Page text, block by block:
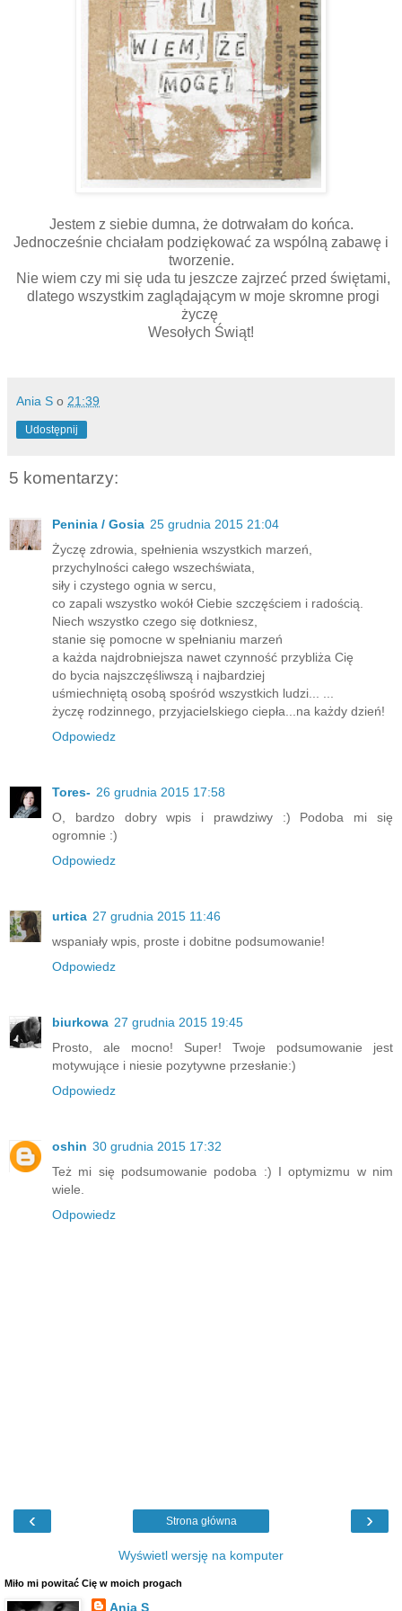
Jestem z siebie dumna, że dotrwałam do końca.
Jednocześnie chciałam podziękować za wspólną zabawę i
tworzenie.
Nie wiem czy mi się uda tu jeszcze zajrzeć przed świętami,
dlatego wszystkim zaglądającym w moje skromne progi
życzę
Wesołych Świąt!
Ania S o 21:39
Udostępnij
5 komentarzy:
Peninia / Gosia 25 grudnia 2015 21:04
Życzę zdrowia, spełnienia wszystkich marzeń,
przychylności całego wszechświata,
siły i czystego ognia w sercu,
co zapali wszystko wokół Ciebie szczęściem i radością.
Niech wszystko czego się dotkniesz,
stanie się pomocne w spełnianiu marzeń
a każda najdrobniejsza nawet czynność przybliża Cię
do bycia najszczęśliwszą i najbardziej
uśmiechniętą osobą spośród wszystkich ludzi... ...
życzę rodzinnego, przyjacielskiego ciepła...na każdy dzień!
Odpowiedz
Tores- 26 grudnia 2015 17:58
O, bardzo dobry wpis i prawdziwy :) Podoba mi się
ogromnie :)
Odpowiedz
urtica 27 grudnia 2015 11:46
wspaniały wpis, proste i dobitne podsumowanie!
Odpowiedz
biurkowa 27 grudnia 2015 19:45
Prosto, ale mocno! Super! Twoje podsumowanie jest
motywujące i niesie pozytywne przesłanie:)
Odpowiedz
oshin 30 grudnia 2015 17:32
Też mi się podsumowanie podoba :) I optymizmu w nim
wiele.
Odpowiedz
‹ ›
Strona główna
Wyświetl wersję na komputer
Miło mi powitać Cię w moich progach
Ania S